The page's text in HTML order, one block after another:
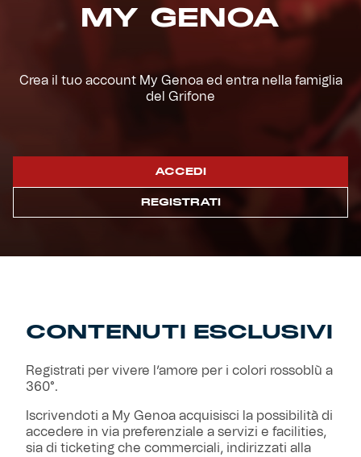
Primavera
Primavera
Kappa Futur Genoa
Training
Throwback Duemila
MY GENOA
Crea il tuo account My Genoa ed entra nella famiglia
del Grifone
ACCEDI
REGISTRATI
CONTENUTI ESCLUSIVI
Registrati per vivere l’amore per i colori rossoblù a
360°.
Iscrivendoti a My Genoa acquisisci la possibilità di
accedere in via preferenziale a servizi e facilities,
sia di ticketing che commerciali, indirizzati alla